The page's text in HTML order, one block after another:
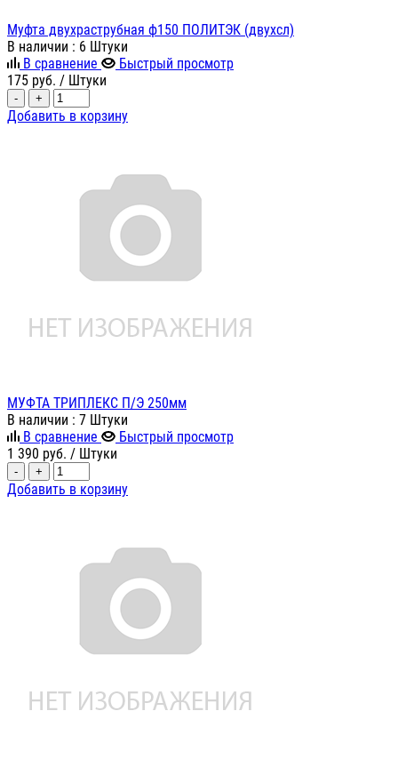
Муфта двухраструбная ф150 ПОЛИТЭК (двухсл)
В наличии : 6 Штуки
В сравнение
Быстрый просмотр
175 руб. / Штуки
- +
Добавить в корзину
МУФТА ТРИПЛЕКС П/Э 250мм
В наличии : 7 Штуки
В сравнение
Быстрый просмотр
1 390 руб. / Штуки
- +
Добавить в корзину